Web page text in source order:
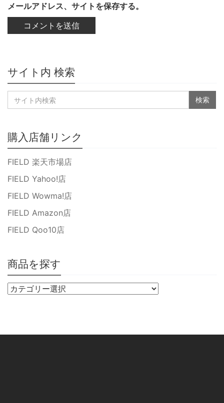
メールアドレス、サイトを保存する。
サイト内 検索
購入店舗リンク
FIELD 楽天市場店
FIELD Yahoo!店
FIELD Wowma!店
FIELD Amazon店
FIELD Qoo10店
商品を探す